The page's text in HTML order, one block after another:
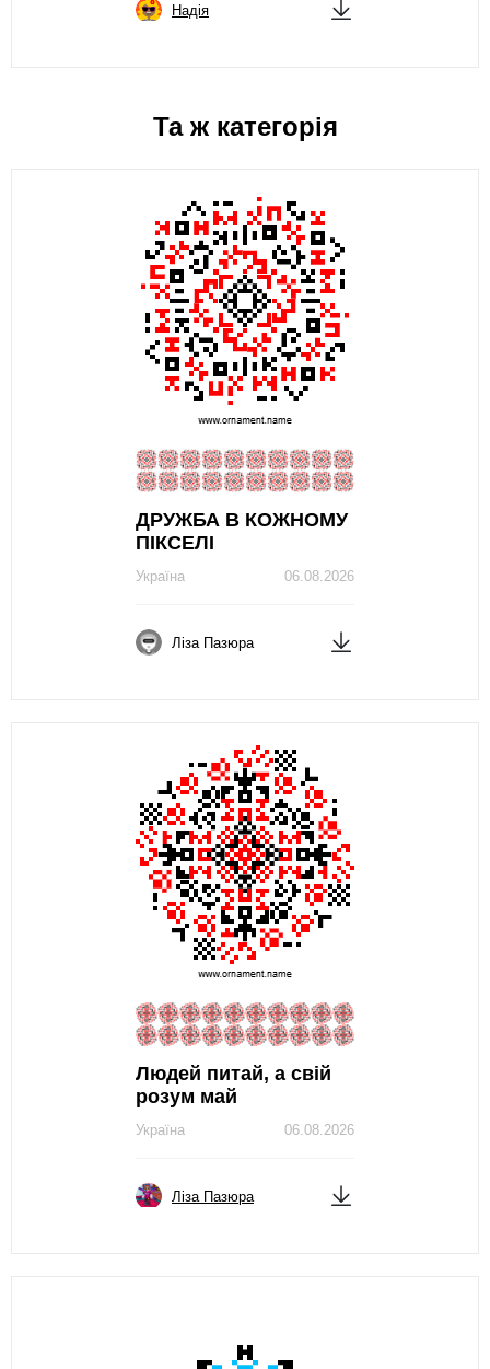
Надія
Та ж категорія
ДРУЖБА В КОЖНОМУ
ПІКСЕЛІ
06.08.2026
Україна
Ліза Пазюра
Людей питай, а свій
розум май
06.08.2026
Україна
Ліза Пазюра